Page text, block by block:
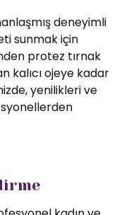
deneyimli
sunmak için
protez tırnak
kalıcı ojeye kadar
yenilikleri ve